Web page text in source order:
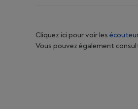
Cliquez ici pour voir les
Vous pouvez également